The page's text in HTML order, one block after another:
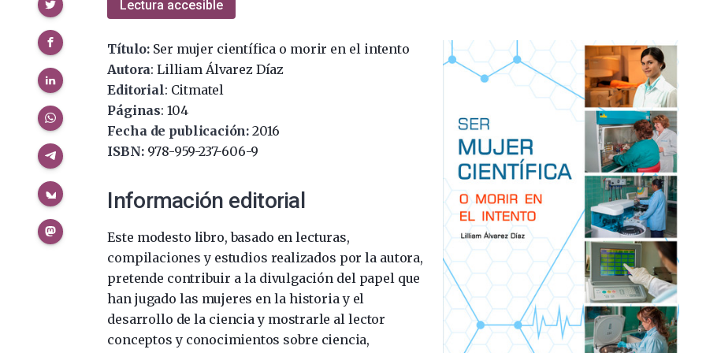
Lectura accesible
Título:Ser mujer científica o morir en el intento
Autora: Lilliam Álvarez Díaz
Editorial: Citmatel
Páginas: 104
Fecha de publicación:2016
ISBN:978-959-237-606-9
Información editorial
Este modesto libro, basado en lecturas,
compilaciones y estudios realizados por la autora,
pretende contribuir a la divulgación del papel que
han jugado las mujeres en la historia y el
desarrollo de la ciencia y mostrarle al lector
conceptos y conocimientos sobre ciencia,